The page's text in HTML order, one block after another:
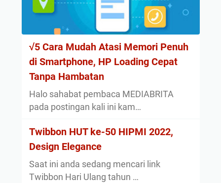
√5 Cara Mudah Atasi Memori Penuh
di Smartphone, HP Loading Cepat
Tanpa Hambatan
Halo sahabat pembaca MEDIABRITA
pada postingan kali ini kam…
Twibbon HUT ke-50 HIPMI 2022,
Design Elegance
Saat ini anda sedang mencari link
Twibbon Hari Ulang tahun …